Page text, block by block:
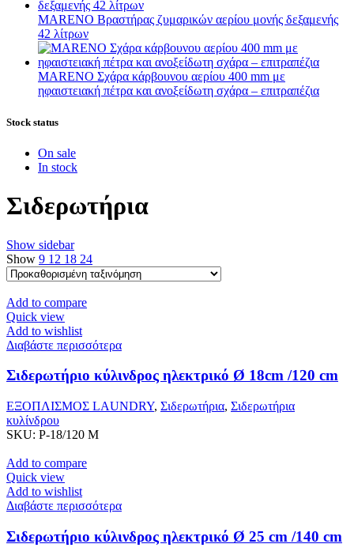
MARENO Βραστήρας ζυμαρικών αερίου μονής δεξαμενής
42 λίτρων
MARENO Σχάρα κάρβουνου αερίου 400 mm με
ηφαιστειακή πέτρα και ανοξείδωτη σχάρα – επιτραπέζια
Stock status
On sale
In stock
Σιδερωτήρια
Show sidebar
Show 9 12 18 24
Add to compare
Quick view
Add to wishlist
Διαβάστε περισσότερα
Σιδερωτήριο κύλινδρος ηλεκτρικό Ø 18cm /120 cm
ΕΞΟΠΛΙΣΜΟΣ LAUNDRY, Σιδερωτήρια, Σιδερωτήρια
κυλίνδρου
SKU: P-18/120 M
Add to compare
Quick view
Add to wishlist
Διαβάστε περισσότερα
Σιδερωτήριο κύλινδρος ηλεκτρικό Ø 25 cm /140 cm